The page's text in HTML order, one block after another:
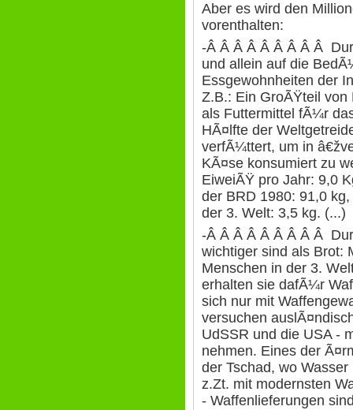
Aber es wird den
vorenthalten:
-Â Â Â Â Â Â Â Â Â
und allein auf die
Essgewohnheiten der
Z.B.: Ein GroÃŸteil
als Futtermittel fÃ¼r
HÃ¤lfte der
verfÃ¼ttert, um in
KÃ¤se konsumiert zu
EiweiÃŸ pro Jahr: 9,0
der BRD 1980: 91,0
der 3. Welt: 3,5 kg. (...)
-Â Â Â Â Â Â Â Â Â
wichtiger sind als Brot:
Menschen in der 3.
erhalten sie dafÃ¼r
sich nur mit
versuchen
UdSSR und die USA -
nehmen. Eines der
der Tschad, wo
z.Zt. mit modernsten
- Waffenlieferungen